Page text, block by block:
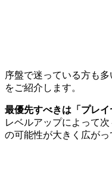
序盤で迷っている方も
をご紹介します。
最優先すべきは「プレイ
レベルアップによって
の可能性が大きく広がっ